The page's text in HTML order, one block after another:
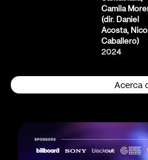
Acerca
Camila
(dir. Daniel
Acosta,
Caballero)
2024